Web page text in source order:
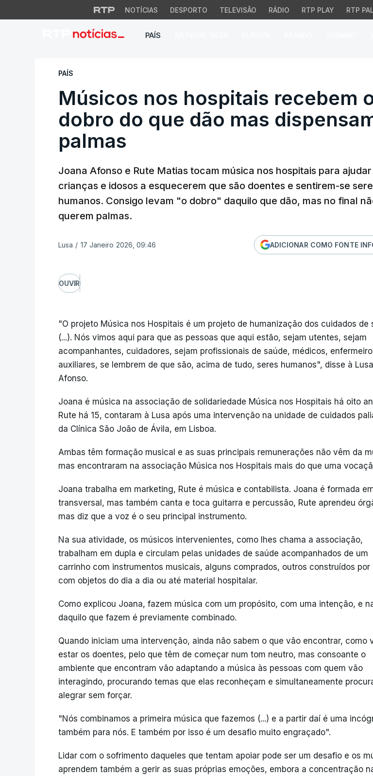
NOTÍCIAS DESPORTO TELEVISÃO RÁDIO RTP PLAY RTP
PAÍS
Músicos nos hospitais recebem o
PAÍS
Músicos nos hospitais recebem
dobro do que dão mas
palmas
Joana Afonso e Rute Matias tocam música nos hospitais para ajudar
crianças e idosos a esquecerem que são doentes e sentirem-se
humanos. Consigo levam "o dobro" daquilo que dão, mas no final
querem palmas.
Lusa / 17 Janeiro 2026, 09:46 ADICIONAR COMO FONTE
OUVIR
"O projeto Música nos Hospitais é um projeto de humanização dos cuidados de
(...). Nós vimos aqui para que as pessoas que aqui estão, sejam utentes, sejam
acompanhantes, cuidadores, sejam profissionais de saúde, médicos,
auxiliares, se lembrem de que são, acima de tudo, seres humanos", disse à
Afonso.
Joana é música na associação de solidariedade Música nos Hospitais há oito
Rute há 15, contaram à Lusa após uma intervenção na unidade de cuidados
da Clínica São João de Ávila, em Lisboa.
Ambas têm formação musical e as suas principais remunerações não vêm da
mas encontraram na associação Música nos Hospitais mais do que uma
Joana trabalha em marketing, Rute é música e contabilista. Joana é formada
transversal, mas também canta e toca guitarra e percussão, Rute aprendeu
mas diz que a voz é o seu principal instrumento.
Na sua atividade, os músicos intervenientes, como lhes chama a associação,
trabalham em dupla e circulam pelas unidades de saúde acompanhados de um
carrinho com instrumentos musicais, alguns comprados, outros construídos por
com objetos do dia a dia ou até material hospitalar.
Como explicou Joana, fazem música com um propósito, com uma intenção, e
daquilo que fazem é previamente combinado.
Quando iniciam uma intervenção, ainda não sabem o que vão encontrar, como
estar os doentes, pelo que têm de começar num tom neutro, mas consoante o
ambiente que encontram vão adaptando a música às pessoas com quem vão
interagindo, procurando temas que elas reconheçam e simultaneamente
alegrar sem forçar.
"Nós combinamos a primeira música que fazemos (...) e a partir daí é uma
também para nós. E também por isso é um desafio muito engraçado".
Lidar com o sofrimento daqueles que tentam apoiar pode ser um desafio e os
aprendem também a gerir as suas próprias emoções, embora a concentração